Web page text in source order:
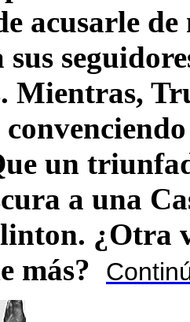
acusarle
sus
Mientras,
un
a una
¿Otra
más?